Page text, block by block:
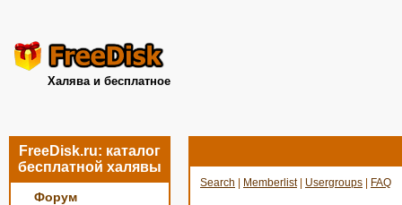
Халява и бесплатное
FreeDisk.ru: каталог
бесплатной халявы
Форум
Search Memberlist| Usergroups FAQ